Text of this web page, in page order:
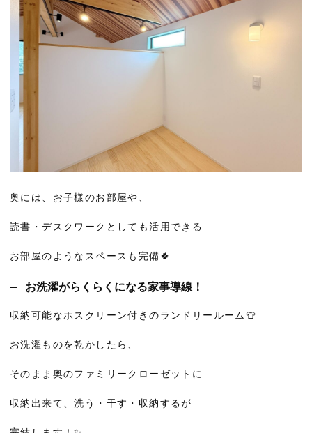
奥には、お子様のお部屋や、
読書・デスクワークとしても活用できる
お部屋のようなスペースも完備🍀
お洗濯がらくらくになる家事導線！
収納可能なホスクリーン付きのランドリールーム👕
お洗濯ものを乾かしたら、
そのまま奥のファミリークローゼットに
収納出来て、洗う・干す・収納するが